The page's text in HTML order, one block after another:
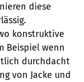
diese
konstruktive
Beispiel wenn
durchdacht
von Jacke und